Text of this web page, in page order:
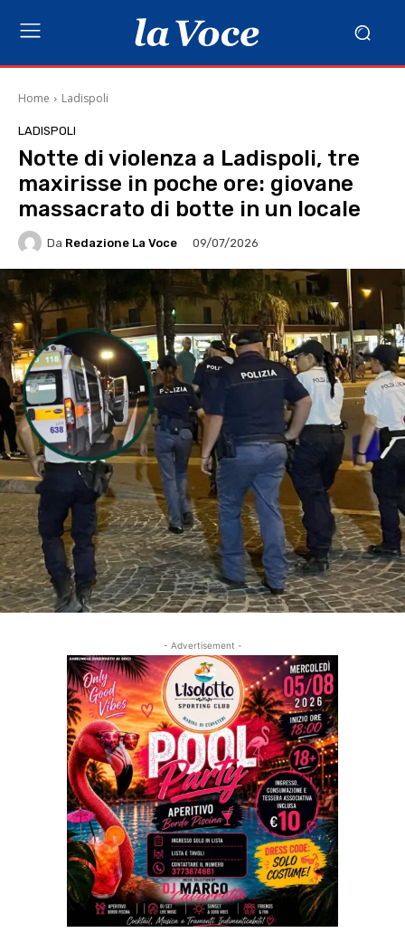
Home Ladispoli
LADISPOLI
Notte di violenza a Ladispoli, tre
maxirisse in poche ore: giovane
massacrato di botte in un locale
Da Redazione La Voce 09/07/2026
- Advertisement -